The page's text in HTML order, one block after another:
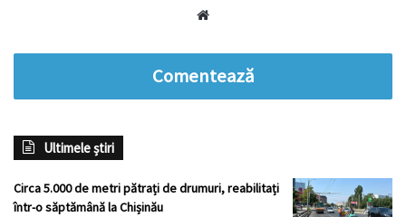
Comentează
Ultimele știri
Circa 5.000 de metri pătrați de drumuri, reabilitați
într-o săptămână la Chișinău